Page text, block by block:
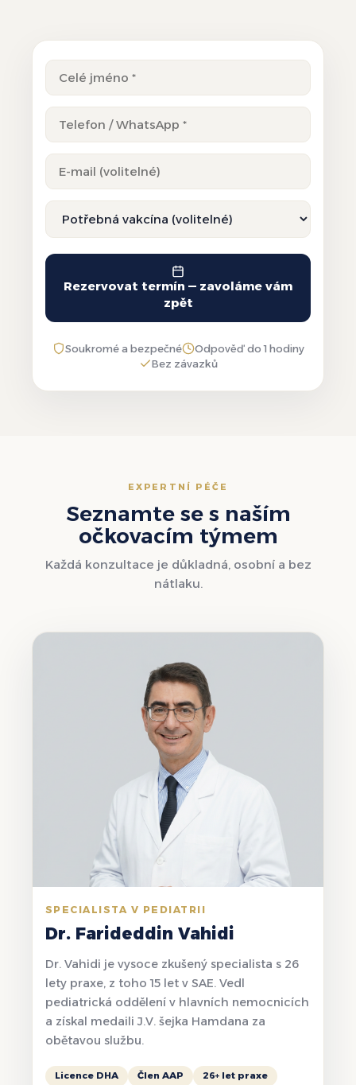
Rezervovat termín — zavoláme vám
zpět
Soukromé a bezpečné
Odpověď do 1 hodiny
Bez závazků
EXPERTNÍ PÉČE
Seznamte se s naším
očkovacím týmem
Každá konzultace je důkladná, osobní a bez
nátlaku.
SPECIALISTA V PEDIATRII
Dr. Farideddin Vahidi
Dr. Vahidi je vysoce zkušený specialista s 26
lety praxe, z toho 15 let v SAE. Vedl
pediatrická oddělení v hlavních nemocnicích
a získal medaili J.V. šejka Hamdana za
obětavou službu.
Licence DHA Člen AAP 26+ let praxe